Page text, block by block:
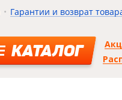
Гарантии и возврат
КАТАЛОГ